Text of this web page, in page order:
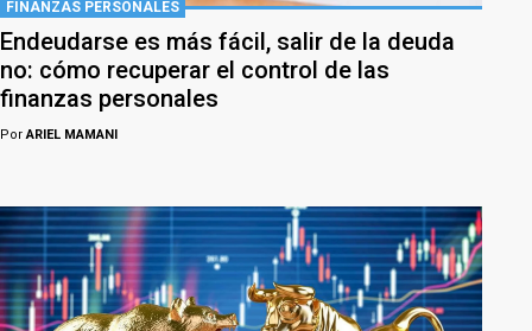
FINANZAS PERSONALES
Endeudarse es más fácil, salir de la deuda
no: cómo recuperar el control de las
finanzas personales
PorARIEL MAMANI